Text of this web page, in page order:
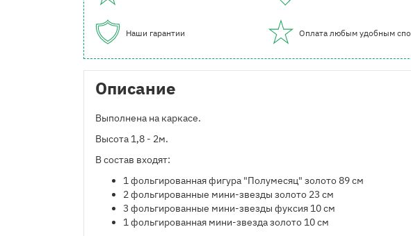
Наши гарантии Оплата любым удобным
Описание
Выполнена на каркасе.
Высота 1,8 - 2м.
В состав входят:
​1 фольгированная фигура "Полумесяц" золото 89 см
2 фольгированные мини-звезды золото 23 см
3 фольгированные мини-звезды фуксия 10 см
1 фольгированная мини-звезда золото 10 см